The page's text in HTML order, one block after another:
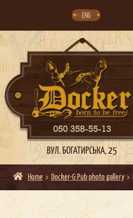
ENG
050 358-55-13
ВУЛ. БОГАТИРСЬКА, 25
Home Docker-G Pub photo gallery